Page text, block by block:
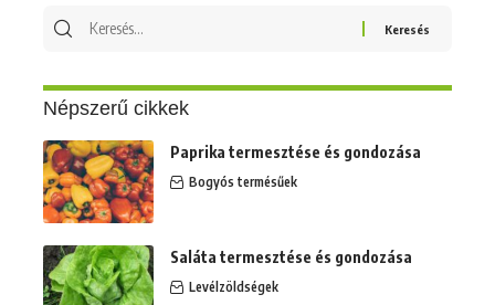
Keresés
Népszerű cikkek
Paprika termesztése és gondozása
Bogyós termésűek
Saláta termesztése és gondozása
Levélzöldségek